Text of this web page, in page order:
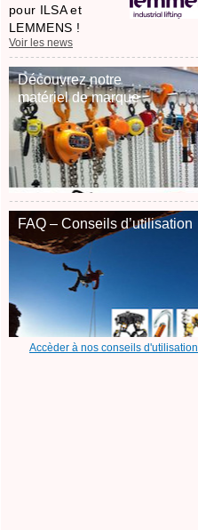
pour ILSA et
LEMMENS !
Voir les news
Découvrez notre
matériel de marque
FAQ – Conseils d’utilisation
Accèder à nos conseils d'utilisation